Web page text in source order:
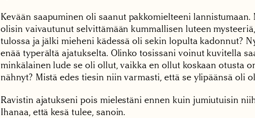
Kevään saapuminen oli saanut pakkomielteeni lannistumaan.
olisin vaivautunut selvittämään kummallisen luteen
tulossa ja jälki mieheni kädessä oli sekin lopulta kadonnut?
enää typerältä ajatukselta. Olinko tosissani voinut kuvitella
minkälainen lude se oli ollut, vaikka en ollut koskaan otusta
nähnyt? Mistä edes tiesin niin varmasti, että se ylipäänsä oli
Ravistin ajatukseni pois mielestäni ennen kuin jumiutuisin
Ihanaa, että kesä tulee, sanoin.